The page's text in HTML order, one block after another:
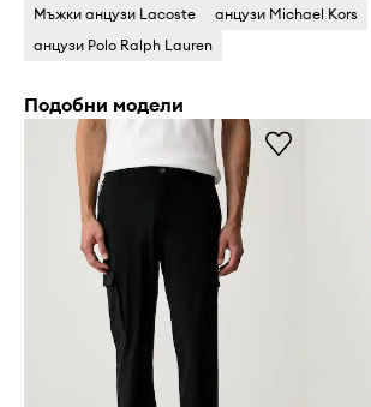
Мъжки анцузи Lacoste
анцузи Michael Kors
анцузи Polo Ralph Lauren
Подобни модели